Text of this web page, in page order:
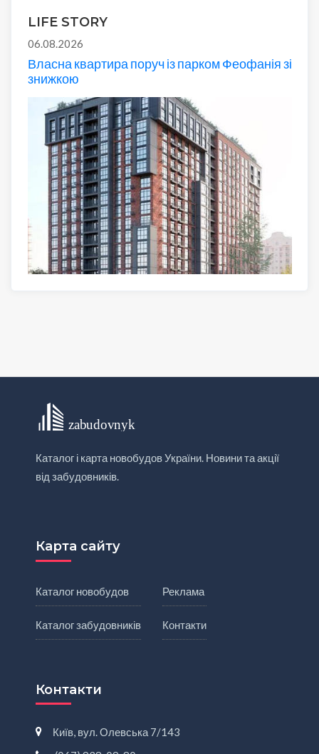
LIFE STORY
06.08.2026
Власна квартира поруч із парком Феофанія зі
знижкою
Каталог і карта новобудов України. Новини та акції
від забудовників.
Карта сайту
Каталог новобудов
Каталог забудовників
Реклама
Контакти
Контакти
Київ, вул. Олевська 7/143